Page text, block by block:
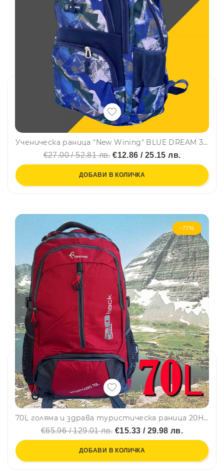
Ученическа раница "New Wining" BLUE DREAM 3459 непромокаема, с много джобчета, свеж десен, лилава с цветни елементи
€27.00 / 52.81 лв.€12.86 / 25.15 лв.
ДОБАВИ В КОЛИЧКА
-77%
70L голяма и здрава туристическа раница 20HACK RED, висок клас
€65.96 / 129.01 лв.€15.33 / 29.98 лв.
ДОБАВИ В КОЛИЧКА